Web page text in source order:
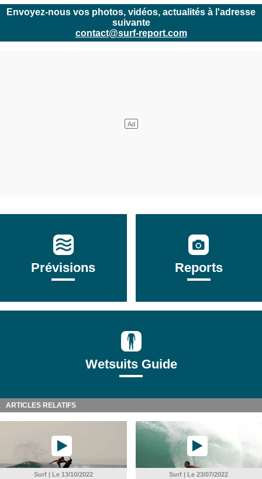
Envoyez-nous vos photos, vidéos, actualités à l'adresse
suivante
contact@surf-report.com
Prévisions Reports
Wetsuits Guide
ARTICLES RELATIFS
Surf | Le 13/10/2022 Surf | Le 23/07/2022